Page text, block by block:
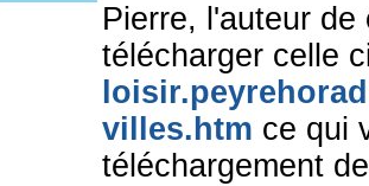
Pierre, l'auteur
télécharger celle
villes.htm ce qui
téléchargement